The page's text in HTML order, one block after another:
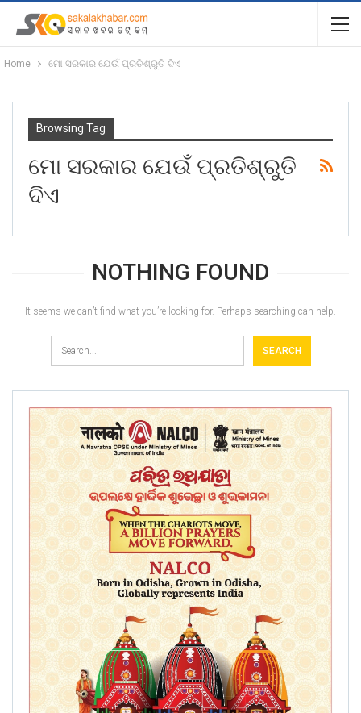
Home ମୋ ସରକାର ଯେଉଁ ପ୍ରତିଶ୍ରୁତି ଦିଏ
Browsing Tag
ମୋ ସରକାର ଯେଉଁ ପ୍ରତିଶ୍ରୁତି
ଦିଏ
NOTHING FOUND
It seems we can’t find what you’re looking for. Perhaps searching can help.